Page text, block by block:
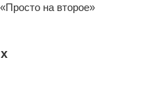
на второе»